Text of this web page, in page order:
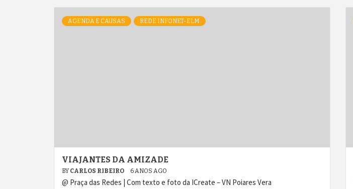
AGENDA E CAUSAS REDE INFONET-ELM
VIAJANTES DA AMIZADE
BY CARLOS RIBEIRO 6 ANOS AGO
@ Praça das Redes | Com texto e foto da ICreate – VN Poiares Vera